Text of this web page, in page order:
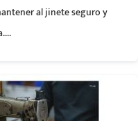
al jinete seguro y